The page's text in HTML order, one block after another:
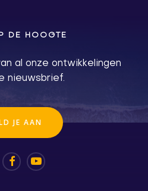
DE HOOGTE
al onze ontwikkelingen
nieuwsbrief.
D JE AAN